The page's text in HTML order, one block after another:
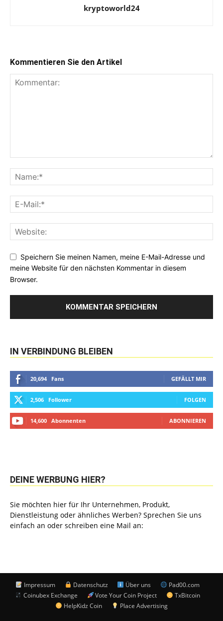
kryptoworld24
Kommentieren Sie den Artikel
Speichern Sie meinen Namen, meine E-Mail-Adresse und
meine Website für den nächsten Kommentar in diesem
Browser.
IN VERBINDUNG BLEIBEN
20,694 Fans GEFÄLLT MIR
2,506 Follower FOLGEN
14,600 Abonnenten ABONNIEREN
DEINE WERBUNG HIER?
Sie möchten hier für Ihr Unternehmen, Produkt,
Dienstleistung oder ähnliches Werben? Sprechen Sie uns
einfach an oder schreiben eine Mail an:
Impressum Datenschutz Über uns
Pad00.com
Coinubex Exchange
Vote Your Coin Project
TxBitcoin
HelpKidz Coin
Place Advertising